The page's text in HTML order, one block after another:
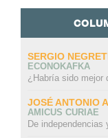
SERGIO
ECONOKAFKA
¿Habría sido mejor
JOSÉ ANTONIO
AMICUS CURIAE
De independencias